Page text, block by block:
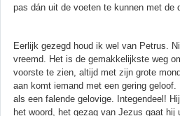
pas dán uit de voeten te kunnen met de
Eerlijk gezegd houd ik wel van Petrus.
vreemd. Het is de gemakkelijkste weg
voorste te zien, altijd met zijn grote
aan komt iemand met een gering
als een falende gelovige. Integendeel!
het woord, het gezag van Jezus gaat hij